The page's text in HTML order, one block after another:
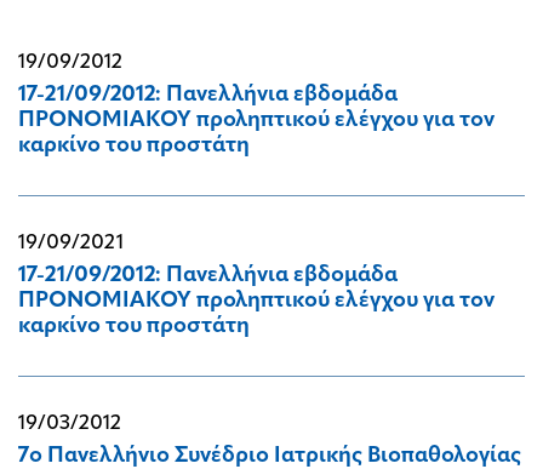
19/09/2012
17-21/09/2012: Πανελλήνια εβδομάδα
ΠΡΟΝΟΜΙΑΚΟΥ προληπτικού ελέγχου για τον
καρκίνο του προστάτη
19/09/2021
17-21/09/2012: Πανελλήνια εβδομάδα
ΠΡΟΝΟΜΙΑΚΟΥ προληπτικού ελέγχου για τον
καρκίνο του προστάτη
19/03/2012
7o Πανελλήνιο Συνέδριο Ιατρικής Βιοπαθολογίας